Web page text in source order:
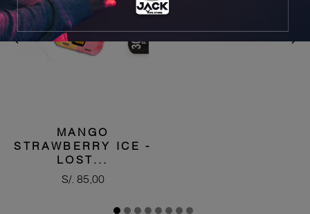
MANGO
STRAWBERRY ICE -
LOST...
Precio
S/. 85,00
 